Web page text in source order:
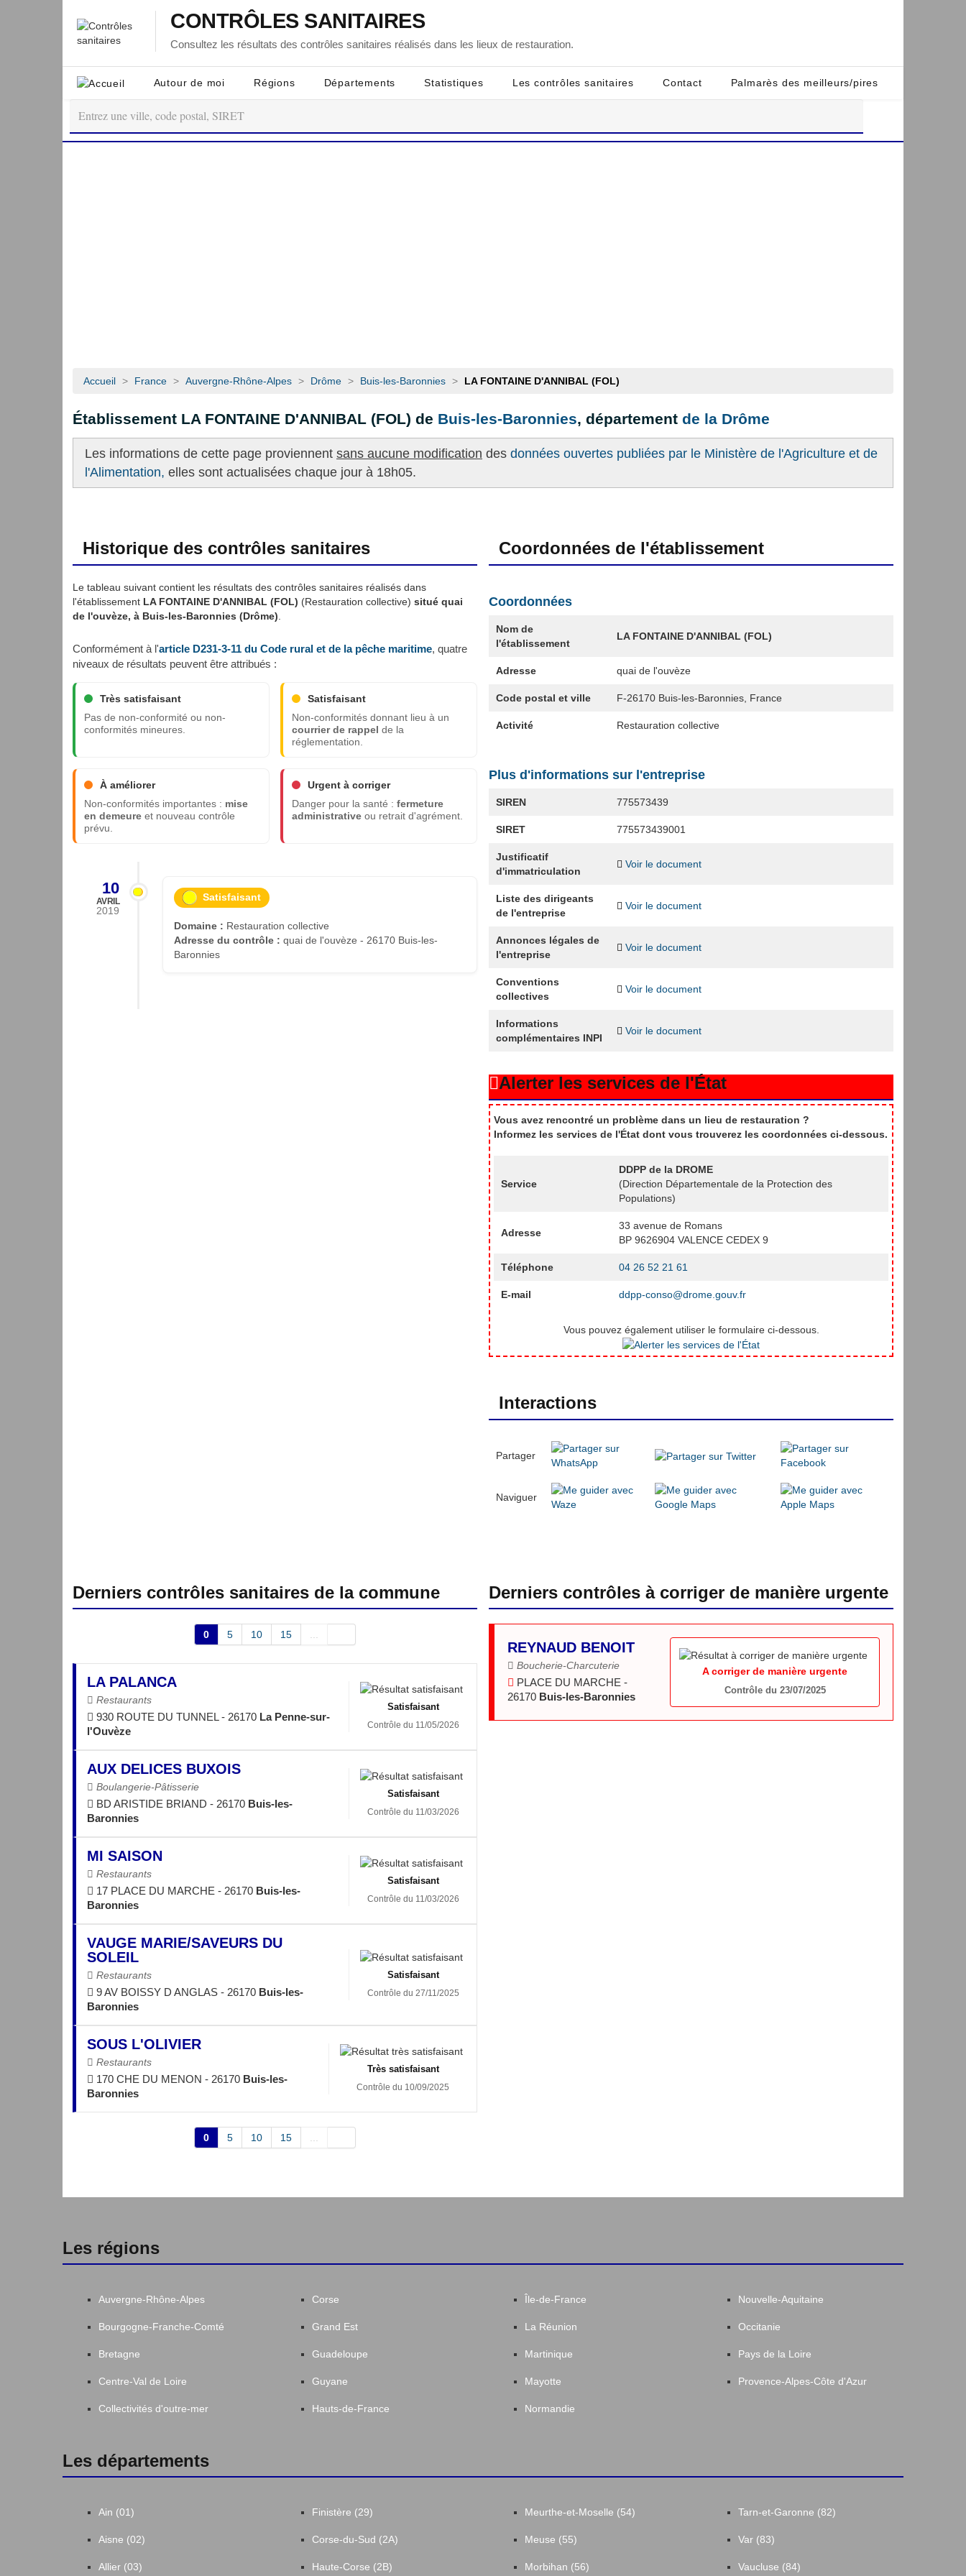
CONTRÔLES SANITAIRES
Consultez les résultats des contrôles sanitaires réalisés dans les lieux de restauration.
Autour de moi Régions Départements Statistiques Les contrôles sanitaires Contact Palmarès des meilleurs/pires
Accueil > France > Auvergne-Rhône-Alpes > Drôme > Buis-les-Baronnies > LA FONTAINE D'ANNIBAL (FOL)
Établissement LA FONTAINE D'ANNIBAL (FOL) de Buis-les-Baronnies, département de la Drôme
Les informations de cette page proviennent sans aucune modification des données ouvertes publiées par le Ministère de l'Agriculture et de
l'Alimentation, elles sont actualisées chaque jour à 18h05.
Historique des contrôles sanitaires
Le tableau suivant contient les résultats des contrôles sanitaires réalisés dans
l'établissement LA FONTAINE D'ANNIBAL (FOL) (Restauration collective) situé quai
de l'ouvèze, à Buis-les-Baronnies (Drôme)
Conformément à l'article D231-3-11 du Code rural et de la pêche maritime, quatre
niveaux de résultats peuvent être attribués :
Très satisfaisant
Pas de non-conformité ou non-
conformités mineures.
Satisfaisant
Non-conformités donnant lieu à un
courrier de rappel de la
réglementation.
À améliorer
Non-conformités importantes : mise
en demeure et nouveau contrôle
prévu.
Urgent à corriger
Danger pour la santé : fermeture
administrative ou retrait d'agrément.
10
AVRIL
2019
Satisfaisant
Domaine : Restauration collective
Adresse du contrôle : quai de l'ouvèze - 26170 Buis-les-
Baronnies
Coordonnées de l'établissement
Coordonnées
Nom de
l'établissement
LA FONTAINE D'ANNIBAL (FOL)
Adresse quai de l'ouvèze
Code postal et ville F-26170 Buis-les-Baronnies, France
Activité Restauration collective
Plus d'informations sur l'entreprise
SIREN 775573439
SIRET 775573439001
Justificatif
d'immatriculation
Voir le document
Liste des dirigeants
de l'entreprise
Voir le document
Annonces légales de
l'entreprise
Voir le document
Conventions
collectives
Voir le document
Informations
complémentaires INPI
Voir le document
Alerter les services de l'État
Vous avez rencontré un problème dans un lieu de restauration ?
Informez les services de l'État dont vous trouverez les coordonnées ci-dessous.
Service
DDPP de la DROME
(Direction Départementale de la Protection des
Populations)
Adresse
33 avenue de Romans
BP 9626904 VALENCE CEDEX 9
Téléphone 04 26 52 21 61
E-mail ddpp-conso@drome.gouv.fr
Vous pouvez également utiliser le formulaire ci-dessous.
Interactions
Partager
Naviguer
Derniers contrôles sanitaires de la commune
0 5 10 15 ...
LA PALANCA
Restaurants
930 ROUTE DU TUNNEL - 26170 La Penne-sur-
l'Ouvèze
Satisfaisant
Contrôle du 11/05/2026
AUX DELICES BUXOIS
Boulangerie-Pâtisserie
BD ARISTIDE BRIAND - 26170 Buis-les-
Baronnies
Satisfaisant
Contrôle du 11/03/2026
MI SAISON
Restaurants
17 PLACE DU MARCHE - 26170 Buis-les-
Baronnies
Satisfaisant
Contrôle du 11/03/2026
VAUGE MARIE/SAVEURS DU
SOLEIL
Restaurants
9 AV BOISSY D ANGLAS - 26170 Buis-les-
Baronnies
Satisfaisant
Contrôle du 27/11/2025
SOUS L'OLIVIER
Restaurants
170 CHE DU MENON - 26170 Buis-les-
Baronnies
Très satisfaisant
Contrôle du 10/09/2025
0 5 10 15 ...
Derniers contrôles à corriger de manière urgente
REYNAUD BENOIT
Boucherie-Charcuterie
PLACE DU MARCHE -
26170 Buis-les-Baronnies
A corriger de manière urgente
Contrôle du 23/07/2025
Les régions
Auvergne-Rhône-Alpes
Bourgogne-Franche-Comté
Bretagne
Centre-Val de Loire
Collectivités d'outre-mer
Corse
Grand Est
Guadeloupe
Guyane
Hauts-de-France
Île-de-France
La Réunion
Martinique
Mayotte
Normandie
Nouvelle-Aquitaine
Occitanie
Pays de la Loire
Provence-Alpes-Côte d'Azur
Les départements
Ain (01)
Aisne (02)
Allier (03)
Finistère (29)
Corse-du-Sud (2A)
Haute-Corse (2B)
Meurthe-et-Moselle (54)
Meuse (55)
Morbihan (56)
Tarn-et-Garonne (82)
Var (83)
Vaucluse (84)